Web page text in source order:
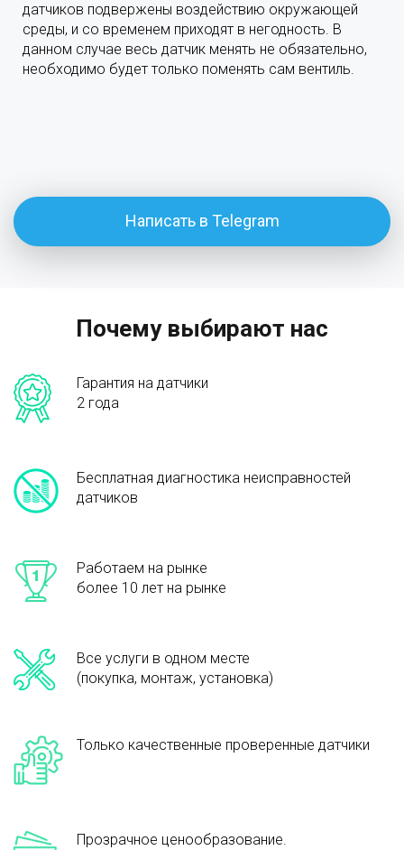
датчиков подвержены воздействию окружающей
среды, и со временем приходят в негодность. В
данном случае весь датчик менять не обязательно,
необходимо будет только поменять сам вентиль.
Написать в Telegram
Почему выбирают нас
Гарантия на датчики
2 года
Бесплатная диагностика неисправностей
датчиков
Работаем на рынке
более 10 лет на рынке
Все услуги в одном месте
(покупка, монтаж, установка)
Только качественные проверенные датчики
Прозрачное ценообразование.